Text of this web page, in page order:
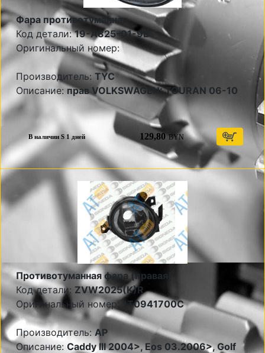
Фара противотуманная
Код детали:19-A825-01-9B
Оригинальный номер:
Производитель: TYC
Описание: прав VOLKSWAGEN: TOURAN 06-10
В наличии S 1 дней 129,80 BYN
Противотуманная фара (правая)
Код детали: ZVW2025(K)R
Оригинальный номер: 1T0941700C
Производитель:AP
Описание: Caddy III 2004>, Eos 03.2006>, Golf